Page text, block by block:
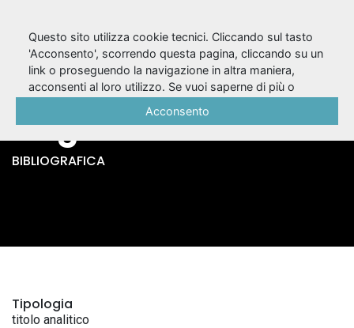
Così è (se vi pare) /
Luigi Pirandello
BIBLIOGRAFICA
Tipologia
titolo analitico
Questo sito utilizza cookie tecnici. Cliccando sul tasto
'Acconsento', scorrendo questa pagina, cliccando su un
link o proseguendo la navigazione in altra maniera,
acconsenti al loro utilizzo. Se vuoi saperne di più o
Acconsento